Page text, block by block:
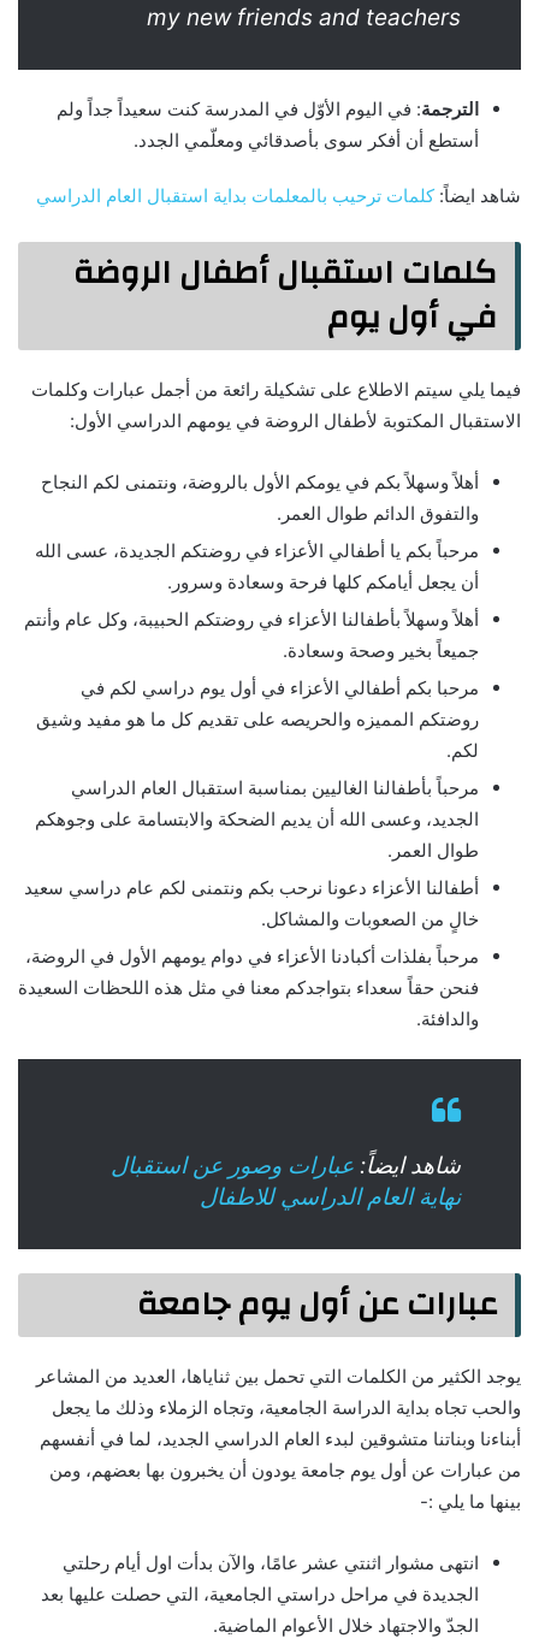
my new friends and teachers
الترجمة: في اليوم الأوّل في المدرسة كنت سعيداً جداً ولم
أستطع أن أفكر سوى بأصدقائي ومعلّمي الجدد.
شاهد ايضاً:كلمات ترحيب بالمعلمات بداية استقبال العام الدراسي
كلمات استقبال أطفال الروضة
في أول يوم
فيما يلي سيتم الاطلاع على تشكيلة رائعة من أجمل عبارات وكلمات
الاستقبال المكتوبة لأطفال الروضة في يومهم الدراسي الأول:
أهلاً وسهلاً بكم في يومكم الأول بالروضة، ونتمنى لكم النجاح
والتفوق الدائم طوال العمر.
مرحباً بكم يا أطفالي الأعزاء في روضتكم الجديدة، عسى الله
أن يجعل أيامكم كلها فرحة وسعادة وسرور.
أهلاً وسهلاً بأطفالنا الأعزاء في روضتكم الحبيبة، وكل عام وأنتم
جميعاً بخير وصحة وسعادة.
مرحبا بكم أطفالي الأعزاء في أول يوم دراسي لكم في
روضتكم المميزه والحريصه على تقديم كل ما هو مفيد وشيق
لكم.
مرحباً بأطفالنا الغاليين بمناسبة استقبال العام الدراسي
الجديد، وعسى الله أن يديم الضحكة والابتسامة على وجوهكم
طوال العمر.
أطفالنا الأعزاء دعونا نرحب بكم ونتمنى لكم عام دراسي سعيد
خالٍ من الصعوبات والمشاكل.
مرحباً بفلذات أكبادنا الأعزاء في دوام يومهم الأول في الروضة،
فنحن حقاً سعداء بتواجدكم معنا في مثل هذه اللحظات السعيدة
والدافئة.
شاهد ايضاً: عبارات وصور عن استقبال
نهاية العام الدراسي للاطفال
عبارات عن أول يوم جامعة
يوجد الكثير من الكلمات التي تحمل بين ثناياها، العديد من المشاعر
والحب تجاه بداية الدراسة الجامعية، وتجاه الزملاء وذلك ما يجعل
أبناءنا وبناتنا متشوقين لبدء العام الدراسي الجديد، لما في أنفسهم
من عبارات عن أول يوم جامعة يودون أن يخبرون بها بعضهم، ومن
بينها ما يلي :-
انتهى مشوار اثنتي عشر عامًا، والآن بدأت اول أيام رحلتي
الجديدة في مراحل دراستي الجامعية، التي حصلت عليها بعد
الجدّ والاجتهاد خلال الأعوام الماضية.